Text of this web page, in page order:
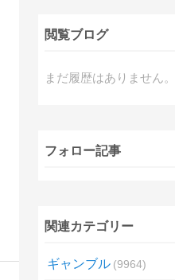
閲覧ブログ
まだ履歴はありません。
フォロー記事
関連カテゴリー
ギャンブル 9964